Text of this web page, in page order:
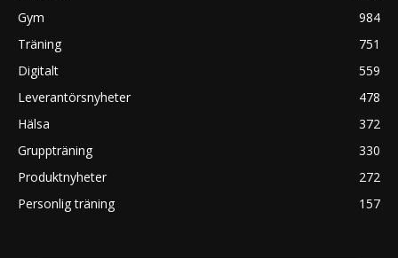
Gym
984
Träning
751
Digitalt
559
Leverantörsnyheter
478
Hälsa
372
Gruppträning
330
Produktnyheter
272
Personlig träning
157